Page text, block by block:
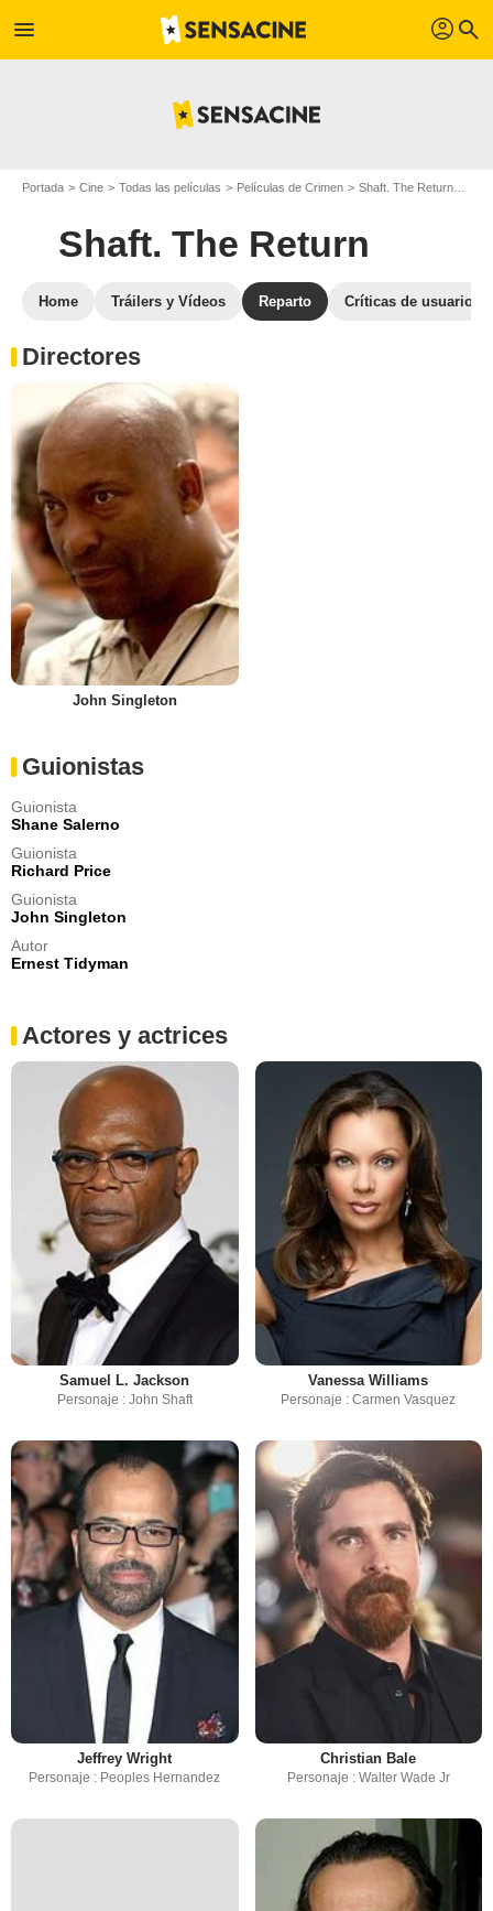
menu profil search
Portada Cine Todas las películas Películas de Crimen Shaft. The Return
Shaft. The Return
Home Tráilers y Vídeos Reparto Críticas de usuarios
Directores
John Singleton
Guionistas
Guionista
Shane Salerno
Guionista
Richard Price
Guionista
John Singleton
Autor
Ernest Tidyman
Actores y actrices
Samuel L. Jackson
Personaje : John Shaft
Vanessa Williams
Personaje : Carmen Vasquez
Jeffrey Wright
Personaje : Peoples Hernandez
Christian Bale
Personaje : Walter Wade Jr